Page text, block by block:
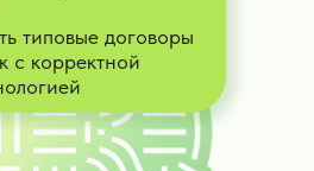
типовые договоры
с корректной
применения